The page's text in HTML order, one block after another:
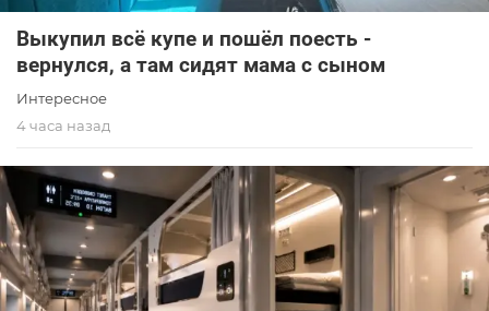
Выкупил всё купе и пошёл поесть -
вернулся, а там сидят мама с сыном
Интересное
4 часа назад